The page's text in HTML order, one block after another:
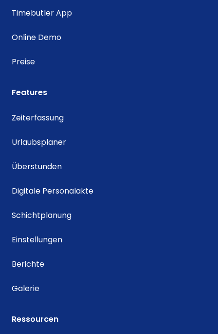
Timebutler App
Online Demo
Preise
Features
Zeiterfassung
Urlaubsplaner
Überstunden
Digitale Personalakte
Schichtplanung
Einstellungen
Berichte
Galerie
Ressourcen